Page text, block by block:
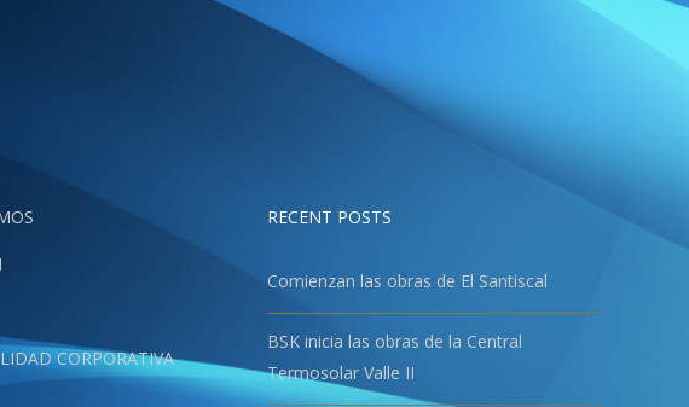
CORPORATIVA
RECENT POSTS
Comienzan las obras de El Santiscal
BSK inicia las obras de la Central
Termosolar Valle II